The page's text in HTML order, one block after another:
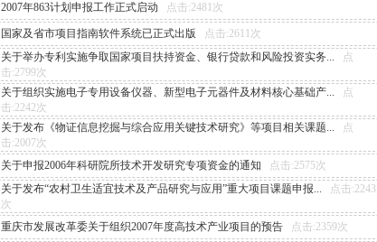
2007年863计划申报工作正式启动 点击:2481次
国家及省市项目指南软件系统已正式出版 点击:2611次
关于举办专利实施争取国家项目扶持资金、银行贷款和风险投资实务...
点
击:2799次
关于组织实施电子专用设备仪器、新型电子元器件及材料核心基础产...
点
击:2242次
关于发布《物证信息挖掘与综合应用关键技术研究》等项目相关课题...
点
击:2007次
关于申报2006年科研院所技术开发研究专项资金的通知 点击:2575次
关于发布“农村卫生适宜技术及产品研究与应用”重大项目课题申报...
点击:2243
次
重庆市发展改革委关于组织2007年度高技术产业项目的预告 点击:2359次